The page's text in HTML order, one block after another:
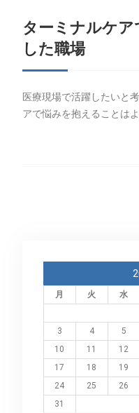
ターミナルケ
した職場
医療現場で活躍したいと
アで悩みを抱えることは
月 火 水
3
4 5
10
11 12
17
18 19
24
25 26
31